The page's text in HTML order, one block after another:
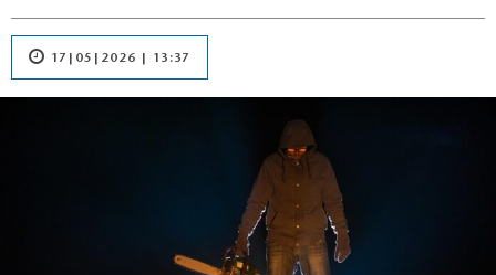
17|05|2026 | 13:37